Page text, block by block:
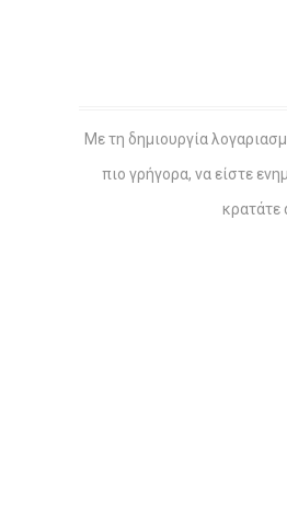
Με τη δημιουργία
πιο γρήγορα, να είστε
κρατάτε